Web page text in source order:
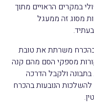
במקרים הראויים מתוך
מסוג זה ממעגל
משרתת את טובת
מספקי הסם מהם קנה
בתבונה ולקבל הדרכה
הנובעות בהכרח